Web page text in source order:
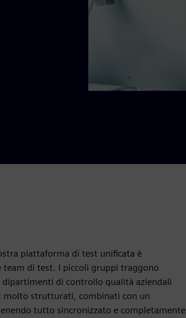
piattaforma di test unificata è
di test. I piccoli gruppi traggono
di controllo qualità aziendali
molto strutturati, combinati con un
tutto sincronizzato e completamente